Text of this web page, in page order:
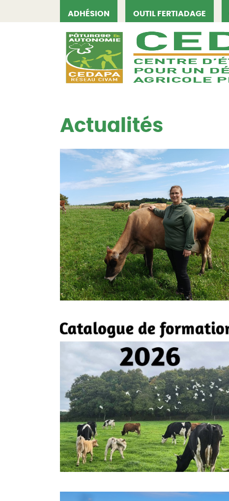
ADHÉSION OUTIL FERTIADAGE
CEDAPA
Actualités